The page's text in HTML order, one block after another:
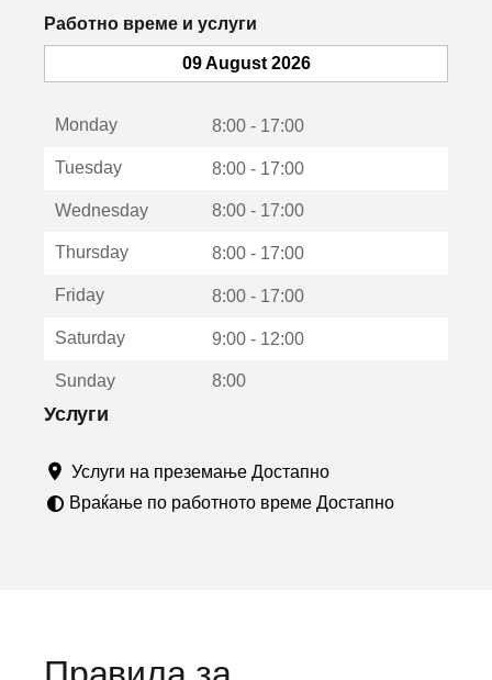
к
с
о
р
Работно време и услуги
09 August 2026
Monday 8:00 - 17:00
Tuesday 8:00 - 17:00
Wednesday 8:00 - 17:00
Thursday 8:00 - 17:00
Friday 8:00 - 17:00
Saturday 9:00 - 12:00
Sunday 8:00
Услуги
Услуги на преземање Достапно
Враќање по работното време Достапно